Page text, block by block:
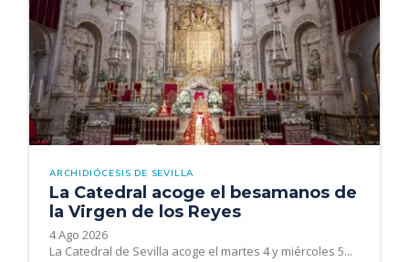
ARCHIDIÓCESIS DE SEVILLA
La Catedral acoge el besamanos de
la Virgen de los Reyes
4 Ago 2026
La Catedral de Sevilla acoge el martes 4 y miércoles 5...